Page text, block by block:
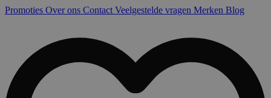
Promoties Over ons Contact Veelgestelde vragen Merken Blog